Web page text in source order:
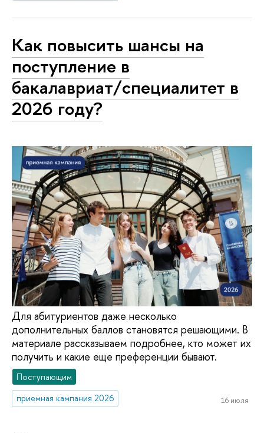
Как повысить шансы на
поступление в
бакалавриат/специалитет в
2026 году?
Для абитуриентов даже несколько
дополнительных баллов становятся решающими. В
материале рассказываем подробнее, кто может их
получить и какие еще преференции бывают.
Поступающим
приемная кампания 2026
16 июля